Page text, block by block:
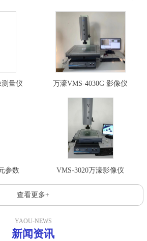
量仪 万濠VMS-4030G 影像仪
参数 VMS-3020万濠影像仪
查看更多+
YAOU-NEWS
新闻资讯